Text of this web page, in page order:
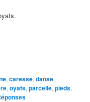
,caresse,danse,
,oyats,parcelle,pieds,